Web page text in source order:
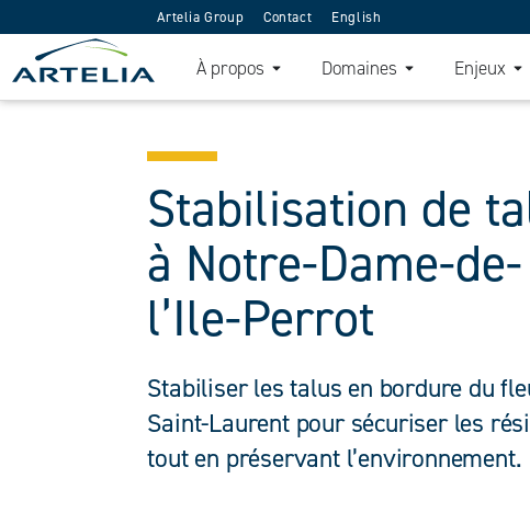
Artelia Group Contact English
À propos Domaines Enjeux
Stabilisation de
à Notre-Dame-de-
l’Ile-Perrot
Stabiliser les talus en bordure du
Saint-Laurent pour sécuriser les
tout en préservant l’environnement.